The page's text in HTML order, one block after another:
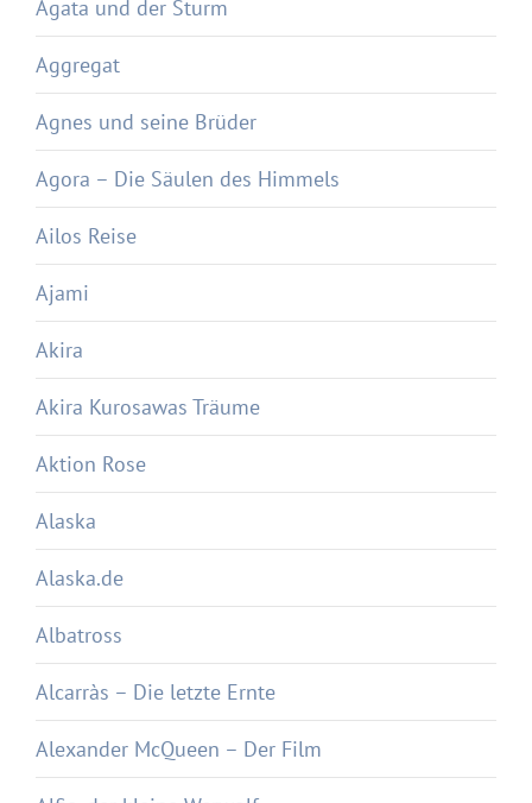
Agata und der Sturm
Aggregat
Agnes und seine Brüder
Agora – Die Säulen des Himmels
Ailos Reise
Ajami
Akira
Akira Kurosawas Träume
Aktion Rose
Alaska
Alaska.de
Albatross
Alcarràs – Die letzte Ernte
Alexander McQueen – Der Film